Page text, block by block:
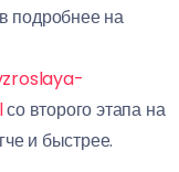
подробнее на
со второго этапа на
и быстрее.